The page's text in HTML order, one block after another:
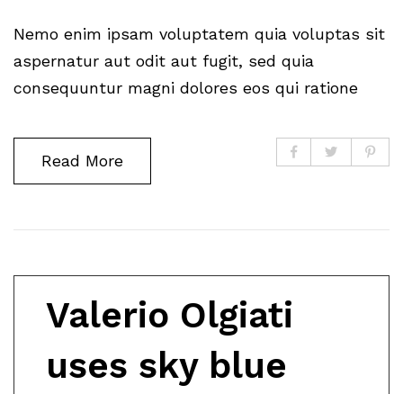
Nemo enim ipsam voluptatem quia voluptas sit
aspernatur aut odit aut fugit, sed quia
consequuntur magni dolores eos qui ratione
Read More
Valerio Olgiati
uses sky blue